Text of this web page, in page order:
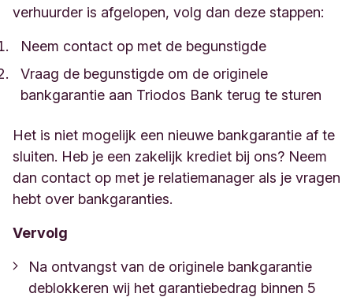
verhuurder is afgelopen, volg dan deze stappen:
Neem contact op met de begunstigde
Vraag de begunstigde om de originele
bankgarantie aan Triodos Bank terug te sturen
Het is niet mogelijk een nieuwe bankgarantie af te
sluiten. Heb je een zakelijk krediet bij ons? Neem
dan contact op met je relatiemanager als je vragen
hebt over bankgaranties.
Vervolg
Na ontvangst van de originele bankgarantie
deblokkeren wij het garantiebedrag binnen 5